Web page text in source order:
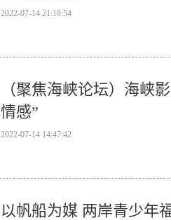
2022-07-14 21:18:54
（聚焦海峡论坛）海峡
情感”
2022-07-14 14:47:42
以帆船为媒 两岸青少年